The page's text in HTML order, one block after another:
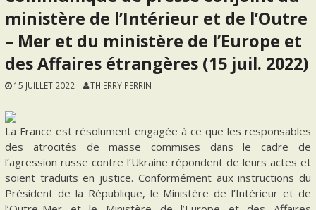
ministère de l’Intérieur et de l’Outre
– Mer et du ministère de l’Europe et
des Affaires étrangères (15 juil. 2022)
15 JUILLET 2022 THIERRY PERRIN
La France est résolument engagée à ce que les responsables
des atrocités de masse commises dans le cadre de
l’agression russe contre l’Ukraine répondent de leurs actes et
soient traduits en justice. Conformément aux instructions du
Président de la République, le Ministère de l’Intérieur et de